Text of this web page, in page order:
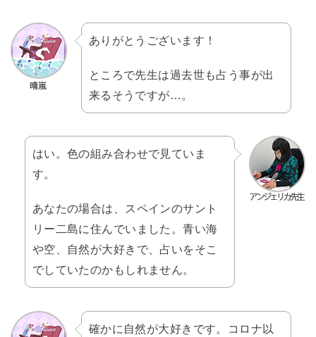
ありがとうございます！
ところで先生は過去世も占う事が出
来るそうですが…。
はい。色の組み合わせで見ていま
す。
あなたの場合は、スペインのサント
リー二島に住んでいました。青い海
や空、自然が大好きで、占いをそこ
でしていたのかもしれません。
確かに自然が大好きです。コロナ以